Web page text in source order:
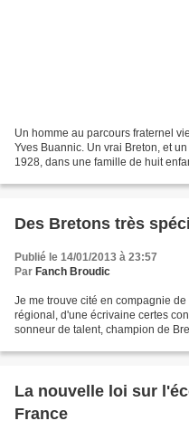
Un homme au parcours fraternel
Yves Buannic. Un vrai Breton, et
1928, dans une famille de huit
Des Bretons très
Publié le 14/01/2013 à 23:57
Par Fanch Broudic
Je me trouve cité en compagnie
régional, d'une écrivaine certes
sonneur de talent, champion de
La nouvelle loi sur
France